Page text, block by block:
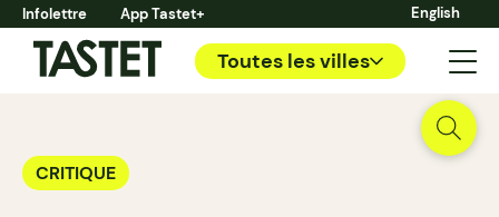
Infolettre App Tastet+ English
Toutes les villes
CRITIQUE